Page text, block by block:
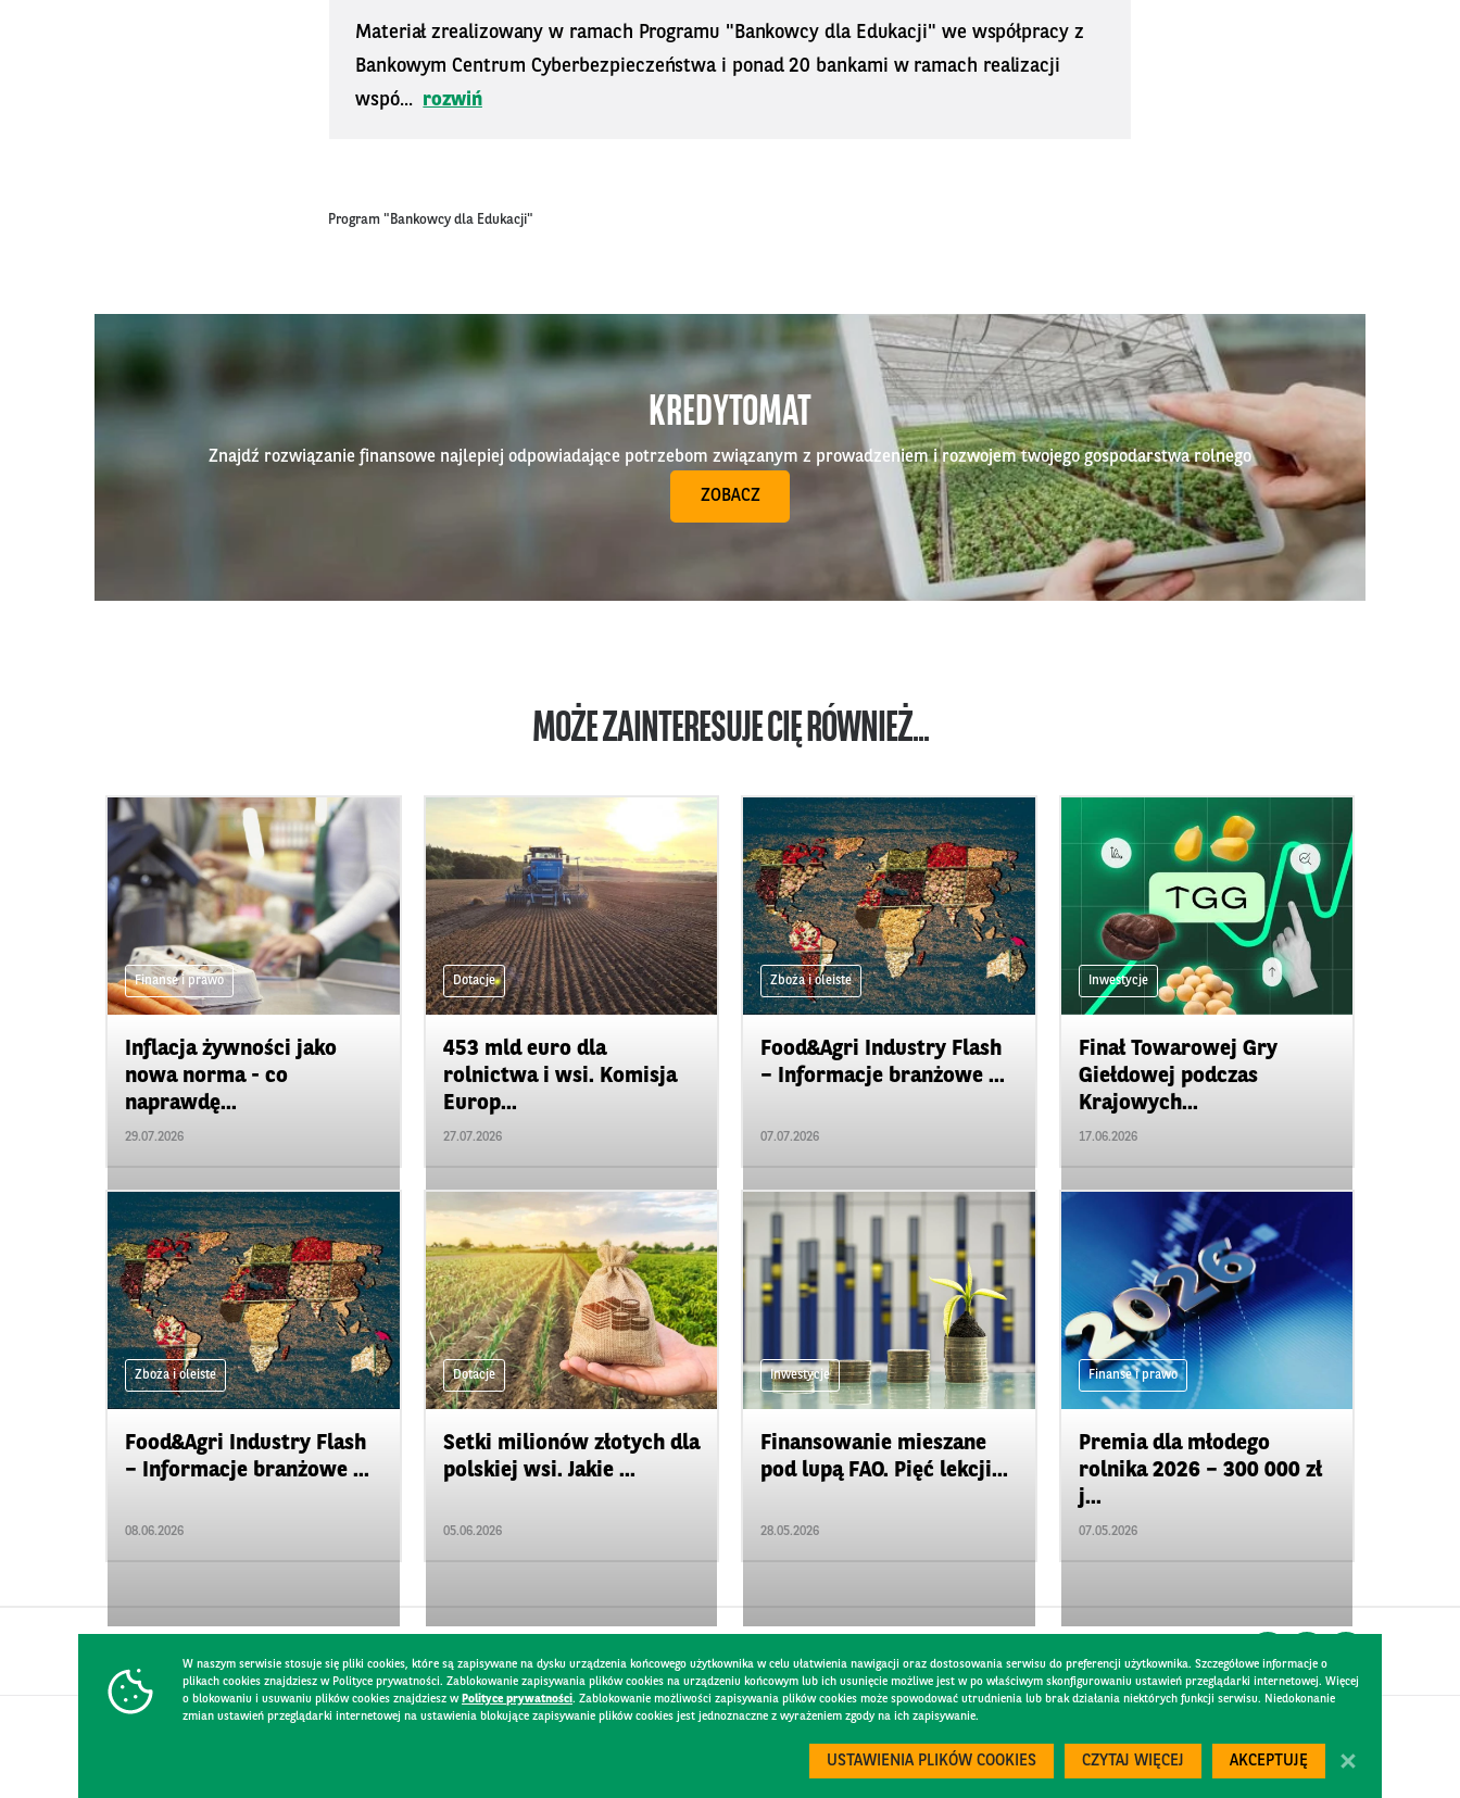
Materiał zrealizowany w ramach Programu "Bankowcy dla Edukacji" we współpracy z
Bankowym Centrum Cyberbezpieczeństwa i ponad 20 bankami w ramach realizacji
wspó... rozwiń
Program "Bankowcy dla Edukacji"
KREDYTOMAT
Znajdź rozwiązanie finansowe najlepiej odpowiadające potrzebom związanym z prowadzeniem i rozwojem twojego gospodarstwa rolnego
ZOBACZ
MOŻE ZAINTERESUJE CIĘ RÓWNIEŻ...
Finanse i prawo
Inflacja żywności jako
nowa norma - co
naprawdę...
29.07.2026
Dotacje
453 mld euro dla
rolnictwa i wsi. Komisja
Europ...
27.07.2026
Zboża i oleiste
Food&Agri Industry Flash
– Informacje branżowe ...
07.07.2026
Inwestycje
Finał Towarowej Gry
Giełdowej podczas
Krajowych...
17.06.2026
Zboża i oleiste
Food&Agri Industry Flash
– Informacje branżowe ...
08.06.2026
Dotacje
Setki milionów złotych dla
polskiej wsi. Jakie ...
05.06.2026
Inwestycje
Finansowanie mieszane
pod lupą FAO. Pięć lekcji...
28.05.2026
Finanse i prawo
Premia dla młodego
rolnika 2026 – 300 000 zł
j...
07.05.2026
W naszym serwisie stosuje się pliki cookies, które są zapisywane na dysku urządzenia końcowego użytkownika w celu ułatwienia nawigacji oraz dostosowania serwisu do preferencji użytkownika. Szczegółowe informacje o
plikach cookies znajdziesz w Polityce prywatności. Zablokowanie zapisywania plików cookies na urządzeniu końcowym lub ich usunięcie możliwe jest w po właściwym skonfigurowaniu ustawień przeglądarki internetowej. Więcej
o blokowaniu i usuwaniu plików cookies znajdziesz w Polityce prywatności. Zablokowanie możliwości zapisywania plików cookies może spowodować utrudnienia lub brak działania niektórych funkcji serwisu. Niedokonanie
zmian ustawień przeglądarki internetowej na ustawienia blokujące zapisywanie plików cookies jest jednoznaczne z wyrażeniem zgody na ich zapisywanie.
USTAWIENIA PLIKÓW COOKIES CZYTAJ WIĘCEJ AKCEPTUJĘ
Created by 300.codes